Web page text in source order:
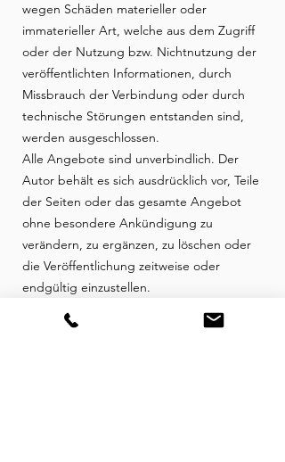
wegen Schäden materieller oder
immaterieller Art, welche aus dem Zugriff
oder der Nutzung bzw. Nichtnutzung der
veröffentlichten Informationen, durch
Missbrauch der Verbindung oder durch
technische Störungen entstanden sind,
werden ausgeschlossen.
Alle Angebote sind unverbindlich. Der
Autor behält es sich ausdrücklich vor, Teile
der Seiten oder das gesamte Angebot
ohne besondere Ankündigung zu
verändern, zu ergänzen, zu löschen oder
die Veröffentlichung zeitweise oder
endgültig einzustellen.